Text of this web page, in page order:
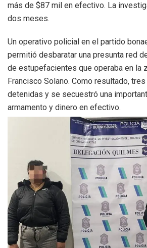
más de $87 mil en efectivo. La
dos meses.
Un operativo policial en el partido
permitió desbaratar una presunta red
de estupefacientes que operaba en la
Francisco Solano. Como resultado,
detenidas y se secuestró una
armamento y dinero en efectivo.